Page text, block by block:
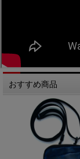
おすすめ商品